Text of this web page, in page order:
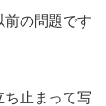
前の問題です
ち止まって写